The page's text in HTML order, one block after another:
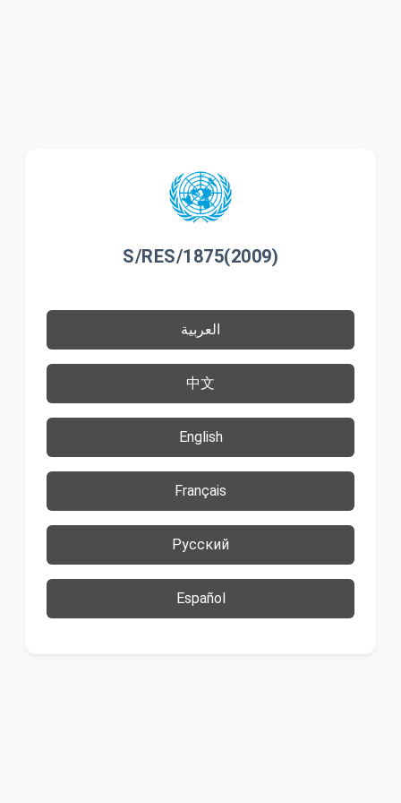
S/RES/1875(2009)
العربية
中文
English
Français
Русский
Español